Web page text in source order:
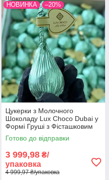
НОВИНКА –20%
Цукерки з Молочного
Шоколаду Lux Choco Dubai у
Формі Груші з Фісташковим
Кремом 120 штук по 25 г
всього 3 кг Об'єднані
Готово до відправки
3 999,98 ₴/
упаковка
4 999,97 ₴/упаковка